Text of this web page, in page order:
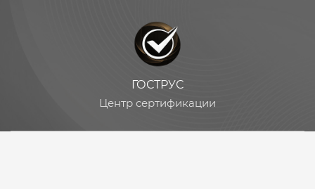
ГОСТРУС
Центр сертификации